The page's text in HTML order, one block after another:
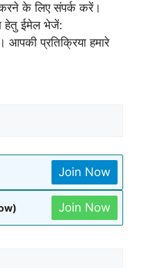
के लिए संपर्क करें।
हेतु ईमेल भेजें:
। आपकी प्रतिक्रिया हमारे
Join Now
Join Now